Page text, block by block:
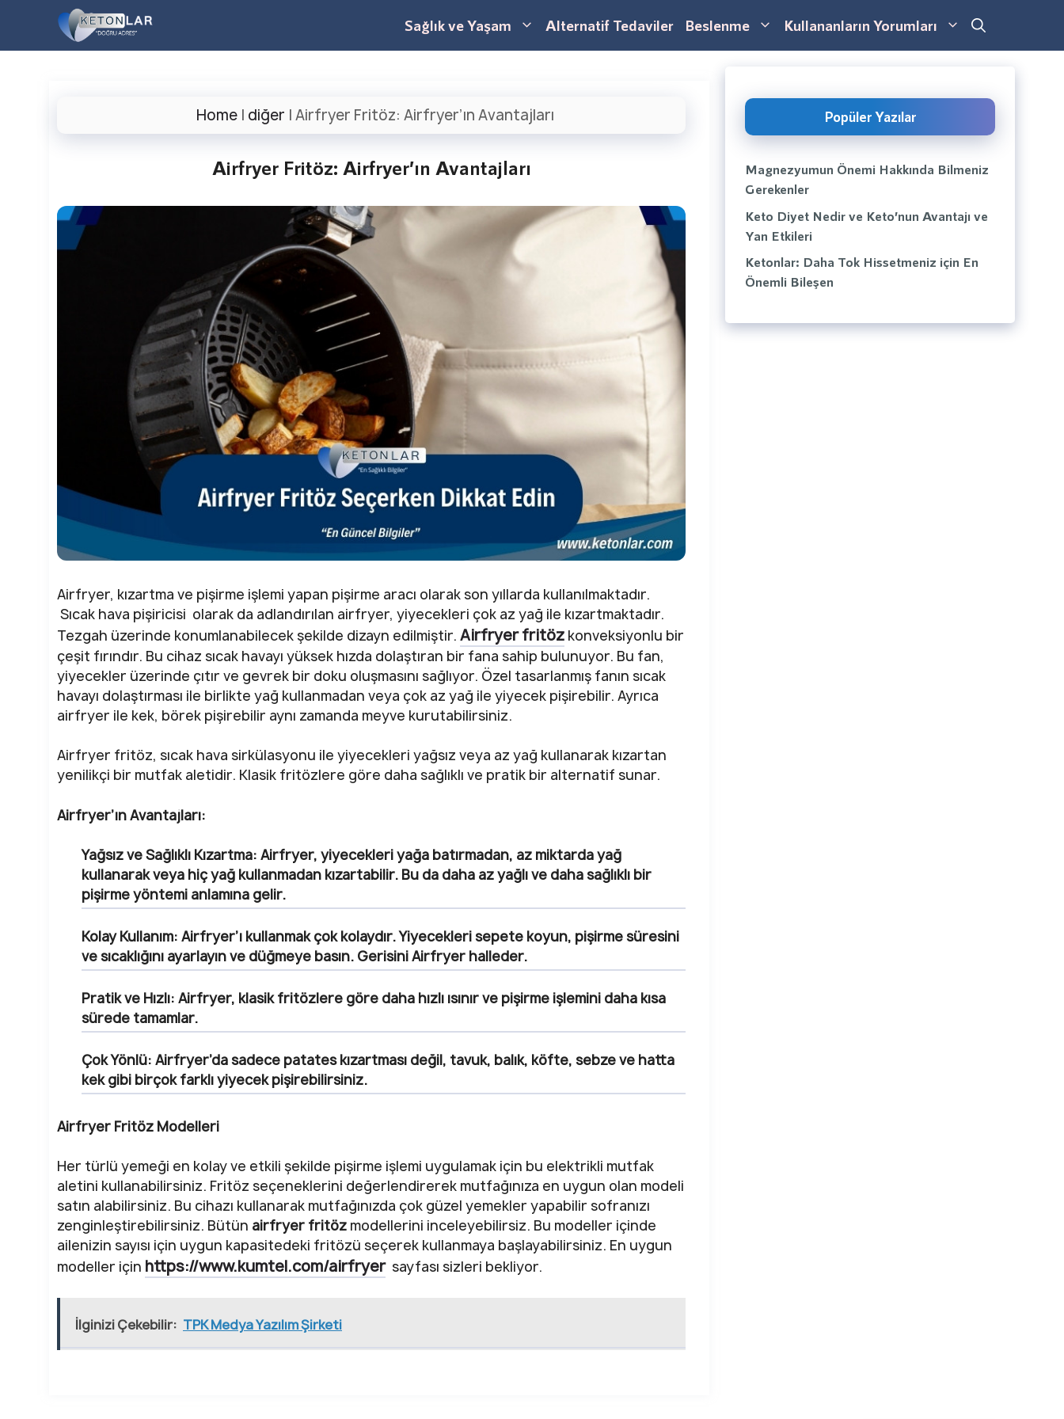
Sağlık ve Yaşam Alternatif Tedaviler Beslenme Kullananların Yorumları
Home | diğer | Airfryer Fritöz: Airfryer’ın Avantajları
Airfryer Fritöz: Airfryer’ın Avantajları
Airfryer, kızartma ve pişirme işlemi yapan pişirme aracı olarak son yıllarda kullanılmaktadır.
Sıcak hava pişiricisi olarak da adlandırılan airfryer, yiyecekleri çok az yağ ile kızartmaktadır.
Tezgah üzerinde konumlanabilecek şekilde dizayn edilmiştir. Airfryer fritöz konveksiyonlu bir
çeşit fırındır. Bu cihaz sıcak havayı yüksek hızda dolaştıran bir fana sahip bulunuyor. Bu fan,
yiyecekler üzerinde çıtır ve gevrek bir doku oluşmasını sağlıyor. Özel tasarlanmış fanın sıcak
havayı dolaştırması ile birlikte yağ kullanmadan veya çok az yağ ile yiyecek pişirebilir. Ayrıca
airfryer ile kek, börek pişirebilir aynı zamanda meyve kurutabilirsiniz.
Airfryer fritöz, sıcak hava sirkülasyonu ile yiyecekleri yağsız veya az yağ kullanarak kızartan
yenilikçi bir mutfak aletidir. Klasik fritözlere göre daha sağlıklı ve pratik bir alternatif sunar.
Airfryer’ın Avantajları:
Yağsız ve Sağlıklı Kızartma: Airfryer, yiyecekleri yağa batırmadan, az miktarda yağ
kullanarak veya hiç yağ kullanmadan kızartabilir. Bu da daha az yağlı ve daha sağlıklı bir
pişirme yöntemi anlamına gelir.
Kolay Kullanım: Airfryer’ı kullanmak çok kolaydır. Yiyecekleri sepete koyun, pişirme süresini
ve sıcaklığını ayarlayın ve düğmeye basın. Gerisini Airfryer halleder.
Pratik ve Hızlı: Airfryer, klasik fritözlere göre daha hızlı ısınır ve pişirme işlemini daha kısa
sürede tamamlar.
Çok Yönlü: Airfryer’da sadece patates kızartması değil, tavuk, balık, köfte, sebze ve hatta
kek gibi birçok farklı yiyecek pişirebilirsiniz.
Airfryer Fritöz Modelleri
Her türlü yemeği en kolay ve etkili şekilde pişirme işlemi uygulamak için bu elektrikli mutfak
aletini kullanabilirsiniz. Fritöz seçeneklerini değerlendirerek mutfağınıza en uygun olan modeli
satın alabilirsiniz. Bu cihazı kullanarak mutfağınızda çok güzel yemekler yapabilir sofranızı
zenginleştirebilirsiniz. Bütün airfryer fritöz modellerini inceleyebilirsiz. Bu modeller içinde
ailenizin sayısı için uygun kapasitedeki fritözü seçerek kullanmaya başlayabilirsiniz. En uygun
modeller için https://www.kumtel.com/airfryersayfası sizleri bekliyor.
İlginizi Çekebilir: TPK Medya Yazılım Şirketi
Popüler Yazılar
Magnezyumun Önemi Hakkında Bilmeniz
Gerekenler
Keto Diyet Nedir ve Keto’nun Avantajı ve
Yan Etkileri
Ketonlar: Daha Tok Hissetmeniz için En
Önemli Bileşen